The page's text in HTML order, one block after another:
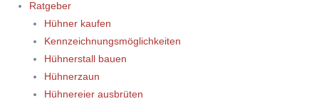
Ratgeber
Hühner kaufen
Kennzeichnungsmöglichkeiten
Hühnerstall bauen
Hühnerzaun
Hühnereier ausbrüten